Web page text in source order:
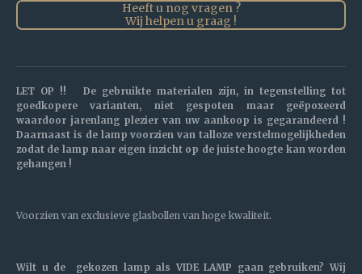
Heeft u nog vragen ?
Wij helpen u graag !
LET OP !! De gebruikte materialen zijn, in tegenstelling tot
goedkopere varianten, niet gespoten maar geëpoxeerd
waardoor jarenlang plezier van uw aankoop is gegarandeerd !
Daarnaast is de lamp voorzien van talloze verstelmogelijkheden
zodat de lamp naar eigen inzicht op de juiste hoogte kan worden
gehangen !
Voorzien van exclusieve glasbollen van hoge kwaliteit.
Wilt u de gekozen lamp als VIDE LAMP gaan gebruiken? Wij